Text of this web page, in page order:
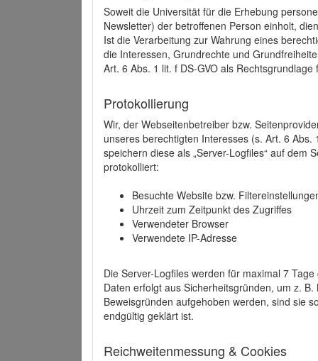
Soweit die Universität für die Erhebung
Newsletter) der betroffenen Person einholt,
Ist die Verarbeitung zur Wahrung eines
die Interessen, Grundrechte und
Art. 6 Abs. 1 lit. f DS-GVO als
Protokollierung
Wir, der Webseitenbetreiber bzw.
unseres berechtigten Interesses (s. Art. 6
speichern diese als „Server-Logfiles“ auf dem
protokolliert:
Besuchte Website bzw.
Uhrzeit zum Zeitpunkt des Zugriffes
Verwendeter Browser
Verwendete IP-Adresse
Die Server-Logfiles werden für maximal 7
Daten erfolgt aus Sicherheitsgründen, um z.
Beweisgründen aufgehoben werden, sind sie
endgültig geklärt ist.
Reichweitenmessung & Cookies